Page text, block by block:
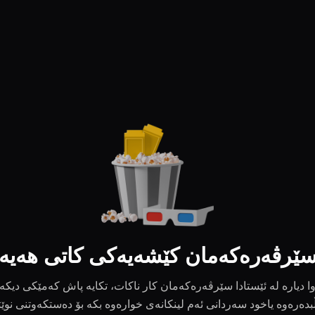
کێشەیەکی کاتی
وا دیارە لە ئێستادا سێرڤەرەکەمان کار ناکات، تکایە پاش کەمێکی دیکە
یاخود سەردانی ئەم لینکانەی خوارەوە بکە بۆ دەستکەوتنی